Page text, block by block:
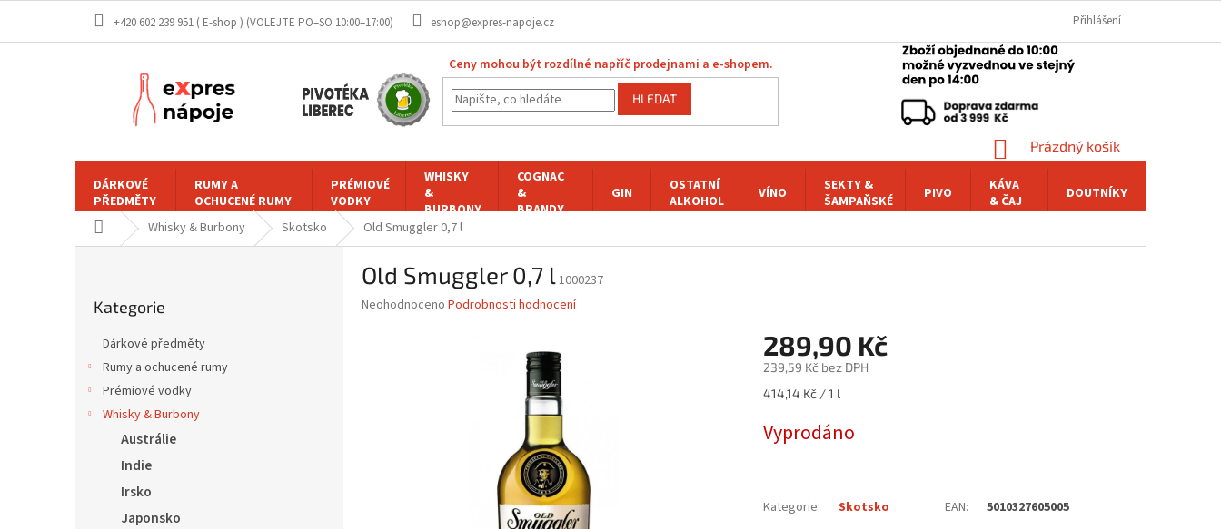
obsah
+420 602 239 951 ( E-shop ) eshop@expres-napoje.cz Přihlášení
Ceny mohou být rozdílné napříč prodejnami a e-shopem.
HLEDAT
NÁKUPNÍ
KOŠÍK
Prázdný košík
DÁRKOVÉ
PŘEDMĚTY
RUMY A
OCHUCENÉ RUMY
PRÉMIOVÉ
VODKY
WHISKY
&
BURBONY
COGNAC
&
BRANDY
GIN
OSTATNÍ
ALKOHOL
VÍNO
SEKTY &
ŠAMPAŇSKÉ
PIVO
KÁVA
& ČAJ
DOUTNÍKY
Domů Whisky & Burbony Skotsko Old Smuggler 0,7 l
kategorie
Kategorie
Dárkové předměty
Rumy a ochucené rumy
Prémiové vodky
Whisky & Burbony
Austrálie
Indie
Irsko
Japonsko
Old Smuggler 0,7 l1000237
Průměrné
Neohodnoceno Podrobnosti hodnocení
289,90 Kč
239,59 Kč bez DPH
Měrná
414,14 Kč / 1 l
Vyprodáno
Kategorie: Skotsko EAN:
5010327605005